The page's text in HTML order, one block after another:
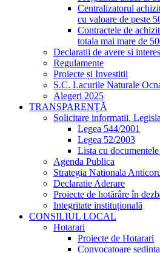
Centralizatorul
cu valoare de peste
Contractele de
totala mai mare de
Declaratii de avere si
Regulamente
Proiecte și Investitii
S.C. Lacurile Naturale
Alegeri 2025
TRANSPARENȚĂ
Solicitare informatii.
Legea 544/2001
Legea 52/2003
Lista cu
Agenda Publica
Strategia Nationala
Declaratie Aderare
Proiecte de hotărâre în
Integritate instituțională
CONSILIUL LOCAL
Hotarari
Proiecte de Hotarari
Convocatoare sedinta